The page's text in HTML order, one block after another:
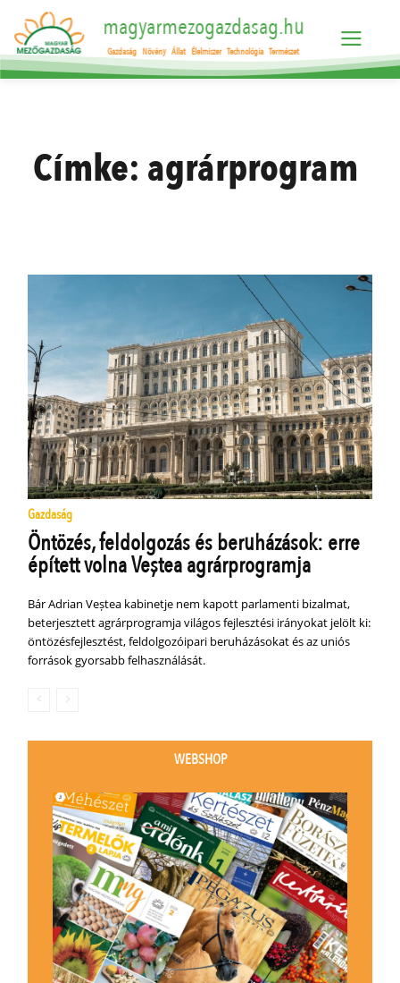
magyarmezogazdasag.hu
Gazdaság Növény Állat Élelmiszer Technológia Természet
Címke: agrárprogram
Gazdaság
Öntözés, feldolgozás és beruházások: erre
épített volna Veștea agrárprogramja
Bár Adrian Veștea kabinetje nem kapott parlamenti bizalmat,
beterjesztett agrárprogramja világos fejlesztési irányokat jelölt ki:
öntözésfejlesztést, feldolgozóipari beruházásokat és az uniós
források gyorsabb felhasználását.
WEBSHOP